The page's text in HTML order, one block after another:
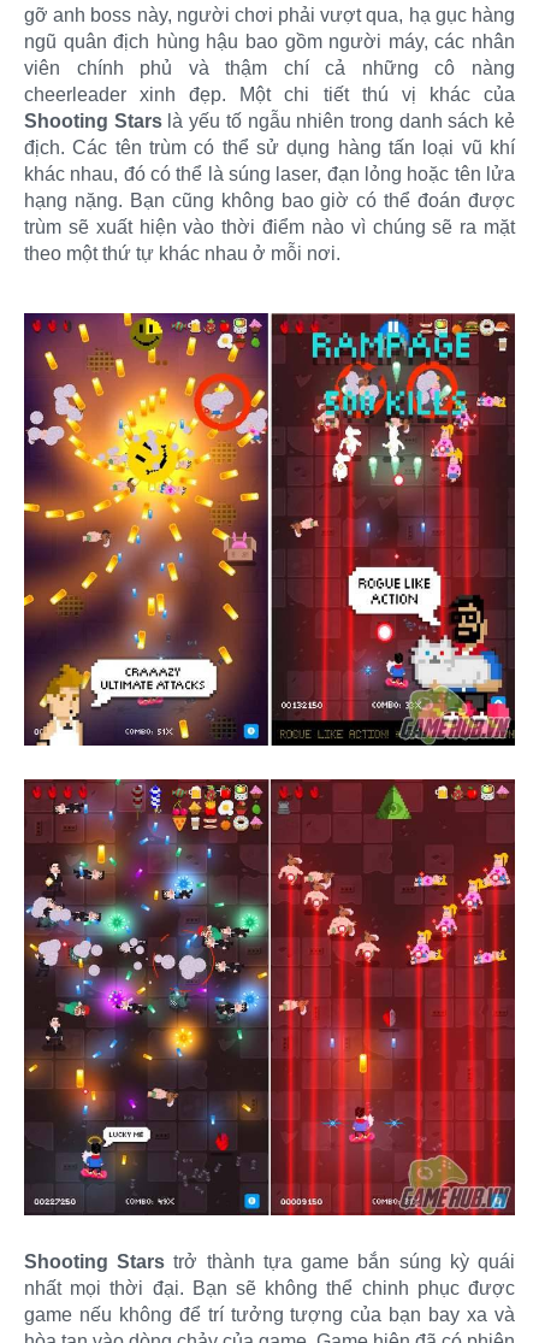
gỡ anh boss này, người chơi phải vượt qua, hạ gục hàng
ngũ quân địch hùng hậu bao gồm người máy, các nhân
viên chính phủ và thậm chí cả những cô nàng
cheerleader xinh đẹp. Một chi tiết thú vị khác của
Shooting Starslà yếu tố ngẫu nhiên trong danh sách kẻ
địch. Các tên trùm có thể sử dụng hàng tấn loại vũ khí
khác nhau, đó có thể là súng laser, đạn lỏng hoặc tên lửa
hạng nặng. Bạn cũng không bao giờ có thể đoán được
trùm sẽ xuất hiện vào thời điểm nào vì chúng sẽ ra mặt
theo một thứ tự khác nhau ở mỗi nơi.
Shooting Stars trở thành tựa game bắn súng kỳ quái
nhất mọi thời đại. Bạn sẽ không thể chinh phục được
game nếu không để trí tưởng tượng của bạn bay xa và